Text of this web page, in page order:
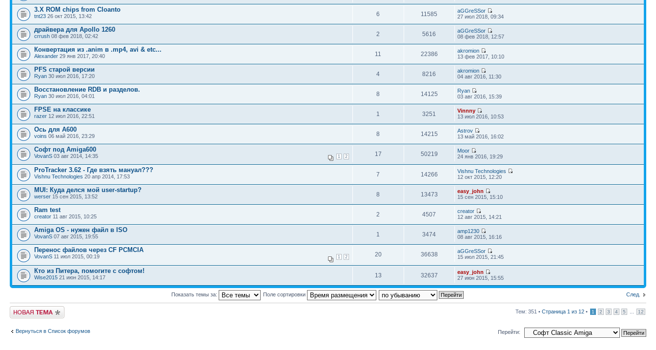
3.X ROM chips from Cloanto
tnt23 26 окт 2015, 13:42 6 11585
aGGreSSor
27 июл 2018, 09:34
драйвера для Apollo 1260
crrush 08 фев 2018, 02:42 2 5616
aGGreSSor
08 фев 2018, 12:57
Конвертация из .anim в .mp4, avi & etc...
Alexander 29 янв 2017, 20:40 11 22386
akromion
13 фев 2017, 10:10
PFS старой версии
Ryan 30 июл 2016, 17:20 4 8216
akromion
04 авг 2016, 11:30
Восстановление RDB и разделов.
Ryan 30 июл 2016, 04:01 8 14125
Ryan
03 авг 2016, 15:39
FPSE на классике
razer 12 июл 2016, 22:51 1 3251
Vinnny
13 июл 2016, 10:53
Ось для А600
voins 06 май 2016, 23:29 8 14215
Astrov
13 май 2016, 16:02
Софт под Amiga600
1 2
VovanS 03 авг 2014, 14:35 17 50219
Moor
24 янв 2016, 19:29
ProTracker 3.62 - Где взять мануал???
Vishnu Technologies 20 апр 2014, 17:53 7 14266
Vishnu Technologies
12 окт 2015, 12:20
MUI: Куда делся мой user-startup?
werser 15 сен 2015, 13:52 8 13473
easy_john
15 сен 2015, 15:10
Ram test
creator 11 авг 2015, 10:25 2 4507
creator
12 авг 2015, 14:21
Amiga OS - нужен файл в ISO
VovanS 07 авг 2015, 19:55 1 3474
amp1230
08 авг 2015, 16:16
Перенос файлов через CF PCMCIA
1 2
VovanS 11 июл 2015, 00:19 20 36638
aGGreSSor
15 июл 2015, 21:45
Кто из Питера, помогите с софтом!
Wise2015 21 июн 2015, 14:17 13 32637
easy_john
27 июн 2015, 15:55
След.
Показать темы за: Поле сортировки
Новая тема Тем: 351 • Страница 1 из 12 • 1 2 3 4 5 12
Вернуться в Список форумов Перейти: